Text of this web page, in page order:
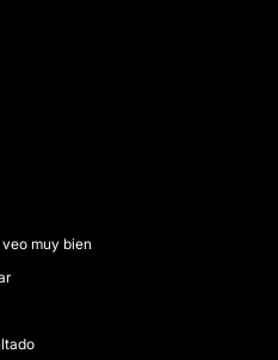
muy bien